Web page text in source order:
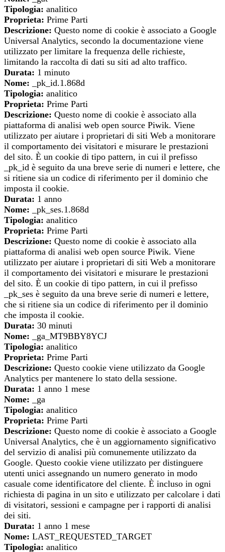
Tipologia: analitico
Proprieta: Prime Parti
Descrizione: Questo nome di cookie è associato a Google
Universal Analytics, secondo la documentazione viene
utilizzato per limitare la frequenza delle richieste,
limitando la raccolta di dati su siti ad alto traffico.
Durata: 1 minuto
Nome: _pk_id.1.868d
Tipologia: analitico
Proprieta: Prime Parti
Descrizione: Questo nome di cookie è associato alla
piattaforma di analisi web open source Piwik. Viene
utilizzato per aiutare i proprietari di siti Web a monitorare
il comportamento dei visitatori e misurare le prestazioni
del sito. È un cookie di tipo pattern, in cui il prefisso
_pk_id è seguito da una breve serie di numeri e lettere, che
si ritiene sia un codice di riferimento per il dominio che
imposta il cookie.
Durata: 1 anno
Nome: _pk_ses.1.868d
Tipologia: analitico
Proprieta: Prime Parti
Descrizione: Questo nome di cookie è associato alla
piattaforma di analisi web open source Piwik. Viene
utilizzato per aiutare i proprietari di siti Web a monitorare
il comportamento dei visitatori e misurare le prestazioni
del sito. È un cookie di tipo pattern, in cui il prefisso
_pk_ses è seguito da una breve serie di numeri e lettere,
che si ritiene sia un codice di riferimento per il dominio
che imposta il cookie.
Durata: 30 minuti
Nome: _ga_MT9BBY8YCJ
Tipologia: analitico
Proprieta: Prime Parti
Descrizione: Questo cookie viene utilizzato da Google
Analytics per mantenere lo stato della sessione.
Durata: 1 anno 1 mese
Nome: _ga
Tipologia: analitico
Proprieta: Prime Parti
Descrizione: Questo nome di cookie è associato a Google
Universal Analytics, che è un aggiornamento significativo
del servizio di analisi più comunemente utilizzato da
Google. Questo cookie viene utilizzato per distinguere
utenti unici assegnando un numero generato in modo
casuale come identificatore del cliente. È incluso in ogni
richiesta di pagina in un sito e utilizzato per calcolare i dati
di visitatori, sessioni e campagne per i rapporti di analisi
dei siti.
Durata: 1 anno 1 mese
Nome: LAST_REQUESTED_TARGET
Tipologia: analitico